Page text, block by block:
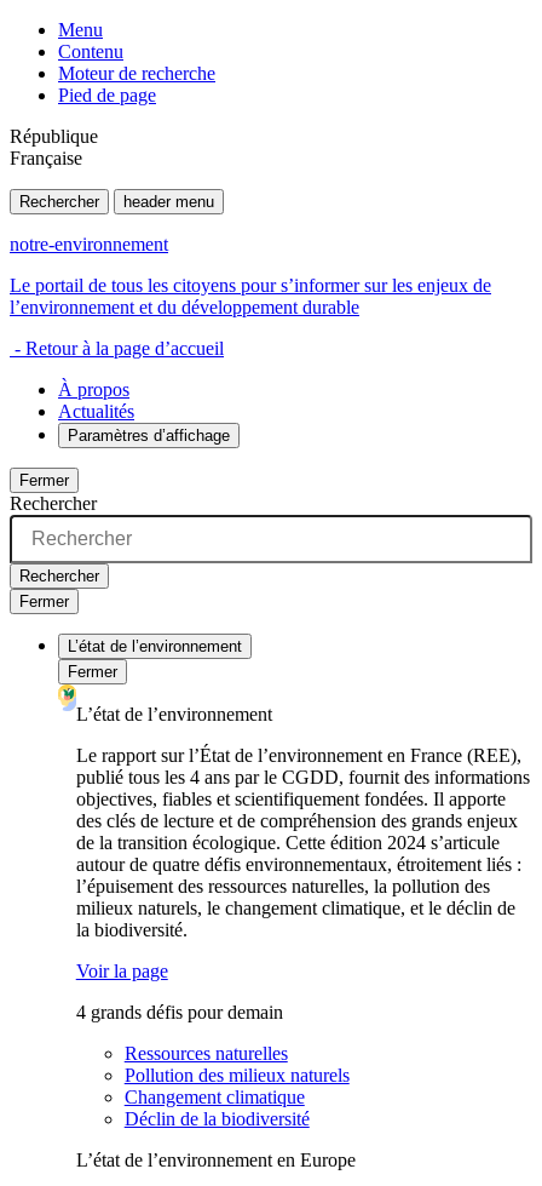
Menu
Contenu
Moteur de recherche
Pied de page
République
Française
Rechercher header menu
notre-environnement
Le portail de tous les citoyens pour s’informer sur les enjeux de
l’environnement et du développement durable
- Retour à la page d’accueil
À propos
Actualités
Paramètres d’affichage
Fermer
Rechercher
Rechercher
Fermer
L’état de l’environnement
Fermer
L’état de l’environnement
Le rapport sur l’État de l’environnement en France (REE),
publié tous les 4 ans par le CGDD, fournit des informations
objectives, fiables et scientifiquement fondées. Il apporte
des clés de lecture et de compréhension des grands enjeux
de la transition écologique. Cette édition 2024 s’articule
autour de quatre défis environnementaux, étroitement liés :
l’épuisement des ressources naturelles, la pollution des
milieux naturels, le changement climatique, et le déclin de
la biodiversité.
Voir la page
4 grands défis pour demain
Ressources naturelles
Pollution des milieux naturels
Changement climatique
Déclin de la biodiversité
L’état de l’environnement en Europe